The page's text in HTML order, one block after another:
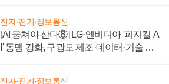
전자·전기·정보통신
[AI 뭉쳐야 산다⑧] LG·엔비디아 '피지컬 A
I' 동맹 강화, 구광모 제조·데이터·기술 결
전자·전기·정보통신